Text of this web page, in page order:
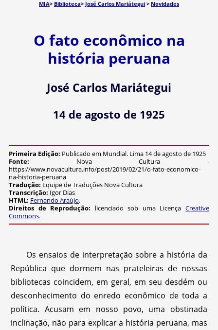
MIA> Biblioteca> José Carlos Mariátegui > Novidades
O fato econômico na
história peruana
José Carlos Mariátegui
14 de agosto de 1925
Primeira Edição: Publicado em Mundial. Lima 14 de agosto de 1925
Fonte: Nova Cultura -
https://www.novacultura.info/post/2019/02/21/o-fato-economico-
na-historia-peruana
Tradução: Equipe de Traduções Nova Cultura
Transcrição: Igor Dias
HTML: Fernando Araújo.
Direitos de Reprodução: licenciado sob uma LicençaCreative
Commons.
Os ensaios de interpretação sobre a história da
República que dormem nas prateleiras de nossas
bibliotecas coincidem, em geral, em seu desdém ou
desconhecimento do enredo econômico de toda a
política. Acusam em nosso povo, uma obstinada
inclinação, não para explicar a história peruana, mas